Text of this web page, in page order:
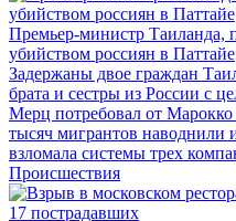
Премьер-министр Таиланда,
убийством россиян в Паттайе
Задержаны двое граждан
брата и сестры из России с
Мерц потребовал от Марокко
тысяч мигрантов наводнили
взломала системы трех
Происшествия